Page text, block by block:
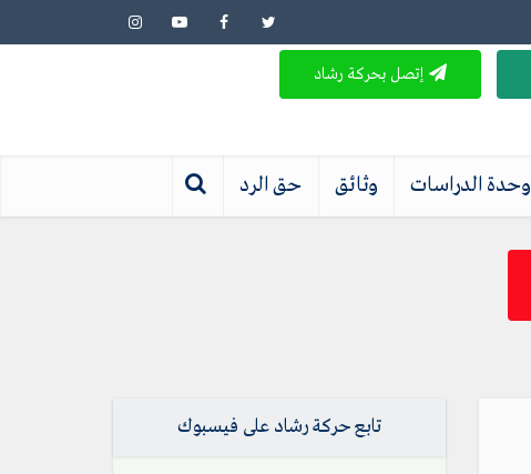
إتصل بحركة رشاد
وحدة الدراسات وثائق حق الرد
تابع حركة رشاد على فيسبوك